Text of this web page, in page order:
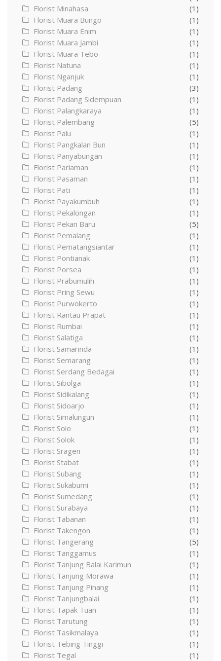
Florist Minahasa
(1)
Florist Muara Bungo
(1)
Florist Muara Enim
(1)
Florist Muara Jambi
(1)
Florist Muara Tebo
(1)
Florist Natuna
(1)
Florist Nganjuk
(1)
Florist Padang
(3)
Florist Padang Sidempuan
(1)
Florist Palangkaraya
(1)
Florist Palembang
(5)
Florist Palu
(1)
Florist Pangkalan Bun
(1)
Florist Panyabungan
(1)
Florist Pariaman
(1)
Florist Pasaman
(1)
Florist Pati
(1)
Florist Payakumbuh
(1)
Florist Pekalongan
(1)
Florist Pekan Baru
(5)
Florist Pemalang
(1)
Florist Pematangsiantar
(1)
Florist Pontianak
(1)
Florist Porsea
(1)
Florist Prabumulih
(1)
Florist Pring Sewu
(1)
Florist Purwokerto
(1)
Florist Rantau Prapat
(1)
Florist Rumbai
(1)
Florist Salatiga
(1)
Florist Samarinda
(1)
Florist Semarang
(1)
Florist Serdang Bedagai
(1)
Florist Sibolga
(1)
Florist Sidikalang
(1)
Florist Sidoarjo
(1)
Florist Simalungun
(1)
Florist Solo
(1)
Florist Solok
(1)
Florist Sragen
(1)
Florist Stabat
(1)
Florist Subang
(1)
Florist Sukabumi
(1)
Florist Sumedang
(1)
Florist Surabaya
(1)
Florist Tabanan
(1)
Florist Takengon
(1)
Florist Tangerang
(5)
Florist Tanggamus
(1)
Florist Tanjung Balai Karimun
(1)
Florist Tanjung Morawa
(1)
Florist Tanjung Pinang
(1)
Florist Tanjungbalai
(1)
Florist Tapak Tuan
(1)
Florist Tarutung
(1)
Florist Tasikmalaya
(1)
Florist Tebing Tinggi
(1)
Florist Tegal
(1)